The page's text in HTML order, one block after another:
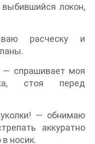
локон,
расческу и
спрашивает моя
стоя перед
— обнимаю
аккуратно
носик.